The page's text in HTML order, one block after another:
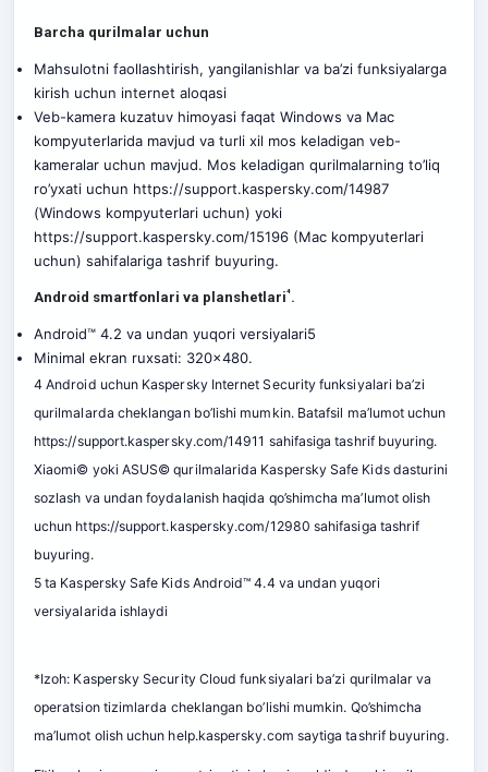
Barcha qurilmalar uchun
Mahsulotni faollashtirish, yangilanishlar va ba’zi funksiyalarga
kirish uchun internet aloqasi
Veb-kamera kuzatuv himoyasi faqat Windows va Mac
kompyuterlarida mavjud va turli xil mos keladigan veb-
kameralar uchun mavjud. Mos keladigan qurilmalarning to’liq
ro’yxati uchun https://support.kaspersky.com/14987
(Windows kompyuterlari uchun) yoki
https://support.kaspersky.com/15196 (Mac kompyuterlari
uchun) sahifalariga tashrif buyuring.
Android smartfonlari va planshetlari⁴.
Android™ 4.2 va undan yuqori versiyalari5
Minimal ekran ruxsati: 320×480.
4 Android uchun Kaspersky Internet Security funksiyalari ba’zi
qurilmalarda cheklangan bo’lishi mumkin. Batafsil ma’lumot uchun
https://support.kaspersky.com/14911 sahifasiga tashrif buyuring.
Xiaomi© yoki ASUS© qurilmalarida Kaspersky Safe Kids dasturini
sozlash va undan foydalanish haqida qo’shimcha ma’lumot olish
uchun https://support.kaspersky.com/12980 sahifasiga tashrif
buyuring.
5 ta Kaspersky Safe Kids Android™ 4.4 va undan yuqori
versiyalarida ishlaydi
*Izoh: Kaspersky Security Cloud funksiyalari ba’zi qurilmalar va
operatsion tizimlarda cheklangan bo’lishi mumkin. Qo’shimcha
ma’lumot olish uchun help.kaspersky.com saytiga tashrif buyuring.